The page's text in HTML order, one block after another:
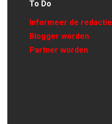
To Do
Informeer de redactie
Blogger worden
Partner worden